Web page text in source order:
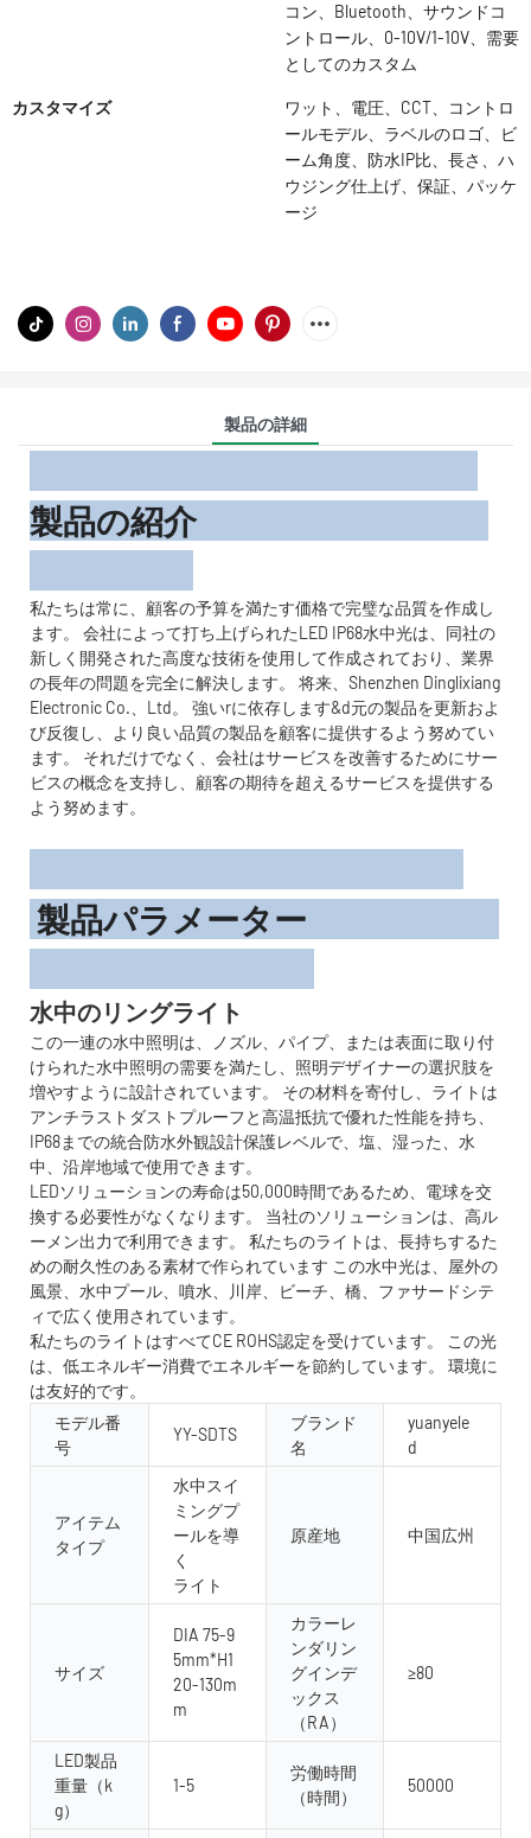
コン、Bluetooth、サウンドコ
ントロール、0-10V/1-10V、需要
としてのカスタム
カスタマイズ
ワット、電圧、CCT、コントロ
ールモデル、ラベルのロゴ、ビ
ーム角度、防水IP比、長さ、ハ
ウジング仕上げ、保証、パッケ
ージ
製品の詳細
製品の紹介
私たちは常に、顧客の予算を満たす価格で完璧な品質を作成し
ます。 会社によって打ち上げられたLED IP68水中光は、同社の
新しく開発された高度な技術を使用して作成されており、業界
の長年の問題を完全に解決します。 将来、Shenzhen Dinglixiang
Electronic Co.、Ltd。 強いrに依存します&d元の製品を更新およ
び反復し、より良い品質の製品を顧客に提供するよう努めてい
ます。 それだけでなく、会社はサービスを改善するためにサー
ビスの概念を支持し、顧客の期待を超えるサービスを提供する
よう努めます。
製品パラメーター
水中のリングライト
この一連の水中照明は、ノズル、パイプ、または表面に取り付
けられた水中照明の需要を満たし、照明デザイナーの選択肢を
増やすように設計されています。 その材料を寄付し、ライトは
アンチラストダストプルーフと高温抵抗で優れた性能を持ち、
IP68までの統合防水外観設計保護レベルで、塩、湿った、水
中、沿岸地域で使用できます。
LEDソリューションの寿命は50,000時間であるため、電球を交
換する必要性がなくなります。 当社のソリューションは、高ル
ーメン出力で利用できます。 私たちのライトは、長持ちするた
めの耐久性のある素材で作られています この水中光は、屋外の
風景、水中プール、噴水、川岸、ビーチ、橋、フ​​ァサードシテ
ィで広く使用されています。
私たちのライトはすべてCE ROHS認定を受けています。 この光
は、低エネルギー消費でエネルギーを節約しています。 環境に
は友好的です。
モデル番
号
YY-SDTS
ブランド
名
yuanyele
d
アイテム
タイプ
水中スイ
ミングプ
ールを導
く
ライト
原産地 中国広州
サイズ
DIA 75-9
5mm*H1
20-130m
m
カラーレ
ンダリン
グインデ
ックス
（RA）
≥80
LED製品
重量（k
g）
1-5
労働時間
（時間）
50000